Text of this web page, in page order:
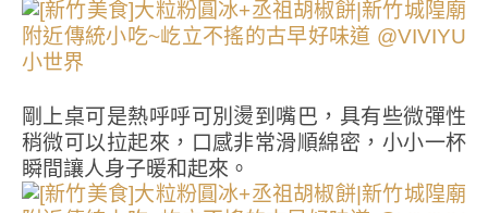
剛上桌可是熱呼呼可別燙到嘴巴，具有些微彈性
稍微可以拉起來，口感非常滑順綿密，小小一杯
瞬間讓人身子暖和起來。